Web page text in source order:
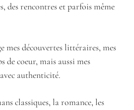
des rencontres et parfois même
mes découvertes littéraires, mes
de coeur, mais aussi mes
authenticité.
classiques, la romance, les